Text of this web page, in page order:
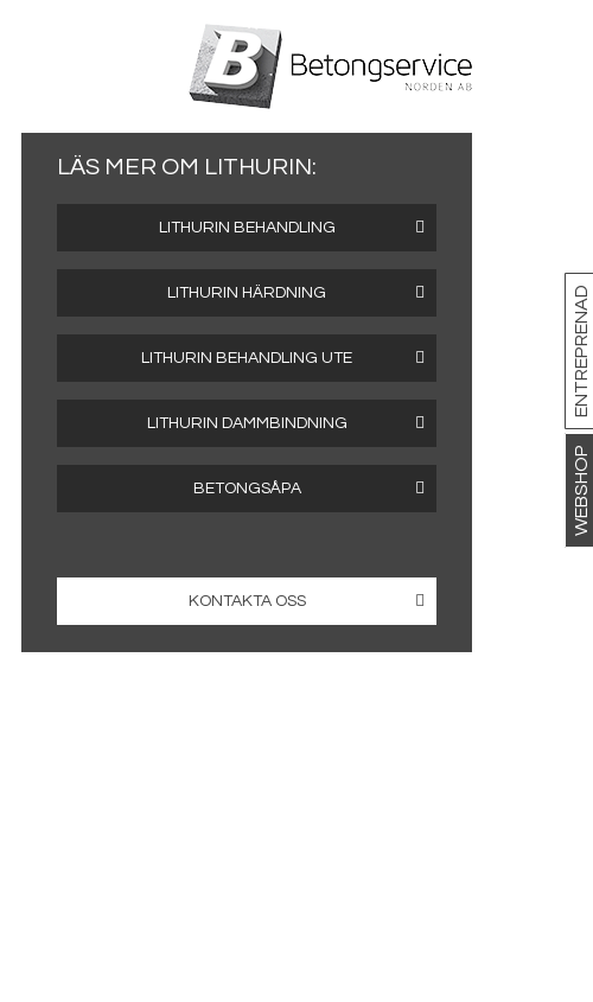
ENTREPRENAD
WEBSHOP
LÄS MER OM LITHURIN:
LITHURIN BEHANDLING
LITHURIN HÄRDNING
LITHURIN BEHANDLING UTE
LITHURIN DAMMBINDNING
BETONGSÅPA
KONTAKTA OSS